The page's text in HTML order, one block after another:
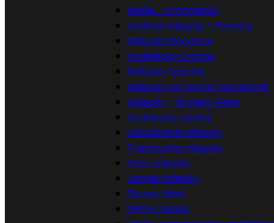
Mašle - ornamenty
Vodové nálepky - Flowers
Nálepky Elegance
Vodolepky Ovocie
Nálepky Sparkle
Nálepky na nechty GLAMOUR
Nálepky - Broken Glass
Vodolepky pierka
Celoplošné nálepky
Francúzske nálepky
Foto nálepky
Jungle nálepky
Disney label
Glitter labels